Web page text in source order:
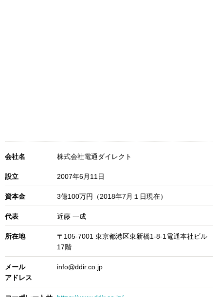
会社名 株式会社電通ダイレクト
設立 2007年6月11日
資本金 3億100万円（2018年7月１日現在）
代表 近藤 一成
所在地
〒105-7001 東京都港区東新橋1-8-1電通本社ビル
17階
メール
アドレス
info@ddir.co.jp